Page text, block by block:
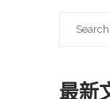
最新